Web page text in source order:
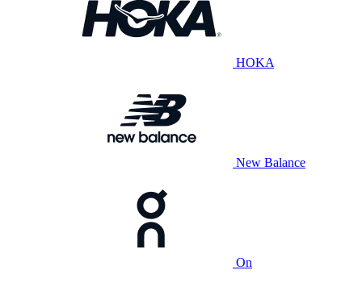
HOKA
New Balance
On